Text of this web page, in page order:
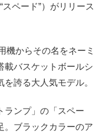
スペード”）がリリース
機からその名をネーミ
載バスケットボールシ
誇る大人気モデル。
ランプ」の「スペー
。ブラックカラーのア